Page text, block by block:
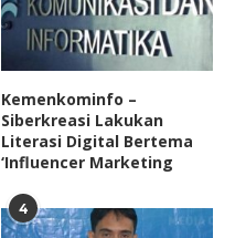
Kemenkominfo –
Siberkreasi Lakukan
Literasi Digital Bertema
‘Influencer Marketing
4